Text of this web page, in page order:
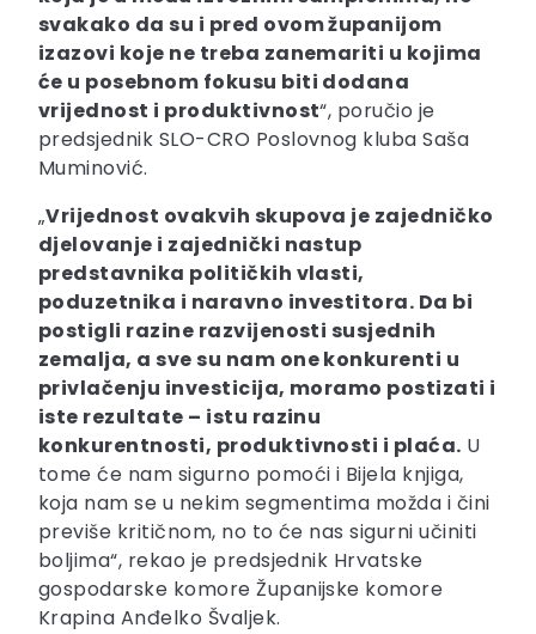
svakako da su i pred ovom županijom
izazovi koje ne treba zanemariti u kojima
će u posebnom fokusu biti dodana
vrijednost i produktivnost“, poručio je
predsjednik SLO-CRO Poslovnog kluba Saša
Muminović.
„Vrijednost ovakvih skupova je zajedničko
djelovanje i zajednički nastup
predstavnika političkih vlasti,
poduzetnika i naravno investitora. Da bi
postigli razine razvijenosti susjednih
zemalja, a sve su nam one konkurenti u
privlačenju investicija, moramo postizati i
iste rezultate – istu razinu
konkurentnosti, produktivnosti i plaća. U
tome će nam sigurno pomoći i Bijela knjiga,
koja nam se u nekim segmentima možda i čini
previše kritičnom, no to će nas sigurni učiniti
boljima“, rekao je predsjednik Hrvatske
gospodarske komore Županijske komore
Krapina Anđelko Švaljek.